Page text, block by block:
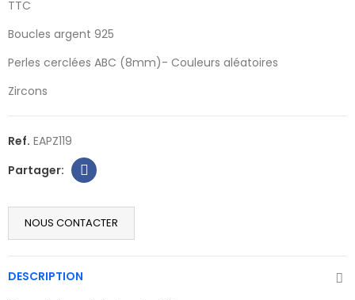
TTC
Boucles argent 925
Perles cerclées ABC (8mm)- Couleurs aléatoires
Zircons
Ref. EAPZ119
NOUS CONTACTER
DESCRIPTION